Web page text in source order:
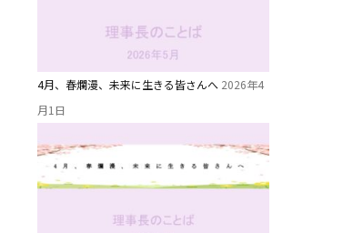
4月、春爛漫、未来に生きる皆さんへ 2026年4
月1日